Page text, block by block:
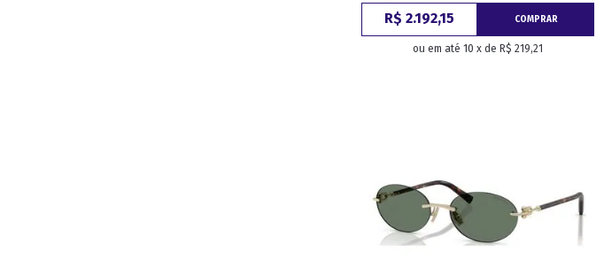
R$ 2.192,15 COMPRAR
ou em até 10 x de R$ 219,21